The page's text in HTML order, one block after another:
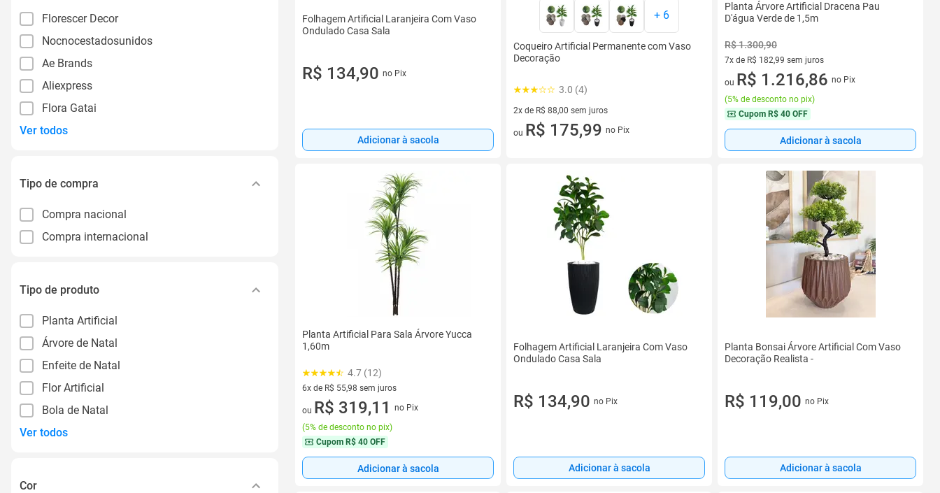
Florescer Decor
Nocnocestadosunidos
Ae Brands
Aliexpress
Flora Gatai
Ver todos
Tipo de compra
Compra nacional
Compra internacional
Tipo de produto
Planta Artificial
Árvore de Natal
Enfeite de Natal
Flor Artificial
Bola de Natal
Ver todos
Cor
Folhagem Artificial Laranjeira Com Vaso
Ondulado Casa Sala
R$ 134,90 no Pix
Adicionar à sacola
+ 6
Coqueiro Artificial Permanente com Vaso
Decoração
3.0 (4)
2x de R$ 88,00 sem juros
2 vez de R$ 88,00 sem juros
ou R$ 175,99 no Pix
Planta Árvore Artificial Dracena Pau
D'água Verde de 1,5m
R$ 1.300,90
7x de R$ 182,99 sem juros
7 vez de R$ 182,99 sem juros
ou R$ 1.216,86 no Pix
(5% de desconto no pix)
Cupom R$ 40 OFF
Adicionar à sacola
Planta Artificial Para Sala Árvore Yucca
1,60m
4.7 (12)
6x de R$ 55,98 sem juros
6 vez de R$ 55,98 sem juros
ou R$ 319,11
no Pix
(5% de desconto no pix)
Cupom R$ 40 OFF
Adicionar à sacola
Folhagem Artificial Laranjeira Com Vaso
Ondulado Casa Sala
R$ 134,90 no Pix
Adicionar à sacola
Planta Bonsai Árvore Artificial Com Vaso
Decoração Realista -
R$ 119,00 no Pix
Adicionar à sacola